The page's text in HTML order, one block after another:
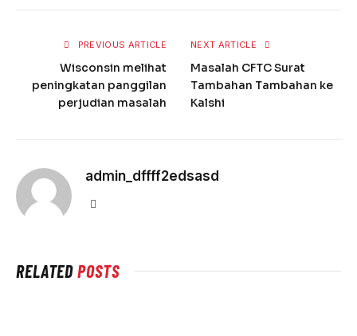
PREVIOUS ARTICLE
Wisconsin melihat
peningkatan panggilan
perjudian masalah
NEXT ARTICLE
Masalah CFTC Surat
Tambahan Tambahan ke
Kalshi
admin_dffff2edsasd
RELATEDPOSTS